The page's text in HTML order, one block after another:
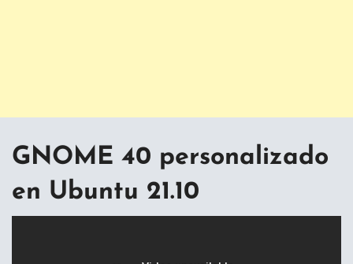
GNOME 40 personalizado
en Ubuntu 21.10